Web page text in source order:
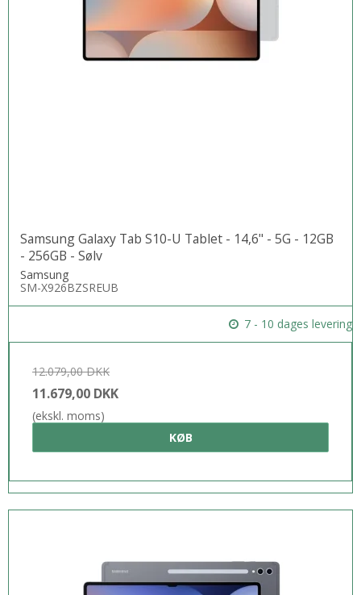
Samsung Galaxy Tab S10-U Tablet - 14,6" - 5G - 12GB
- 256GB - Sølv
Samsung
SM-X926BZSREUB
7 - 10 dages levering
12.079,00 DKK
11.679,00 DKK
(ekskl. moms)
KØB